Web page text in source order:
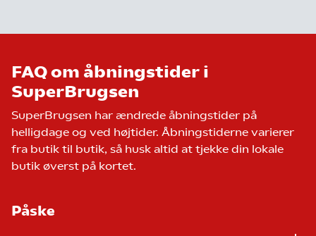
FAQ om åbningstider i
SuperBrugsen
SuperBrugsen har ændrede åbningstider på
helligdage og ved højtider. Åbningstiderne varierer
fra butik til butik, så husk altid at tjekke din lokale
butik øverst på kortet.
Påske